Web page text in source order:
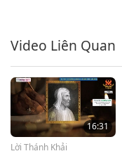
8
Lời Thánh Khải
9
Video Liên Quan
16:31
Lời Thánh Khải